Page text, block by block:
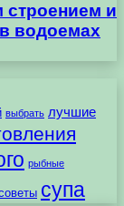
строением и
водоемах
выбрать лучшие
рыбные
супа